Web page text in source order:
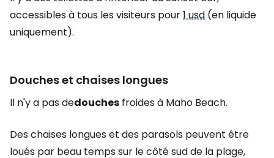
accessibles à tous les visiteurs pour1 usd (en liquide
uniquement).
Douches et chaises longues
Il n'y a pas dedouches froides à Maho Beach.
Des chaises longues et des parasols peuvent être
loués par beau temps sur le côté sud de la plage,